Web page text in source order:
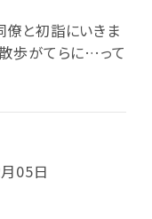
僚と初詣にいきま
散歩がてらに…って
05日